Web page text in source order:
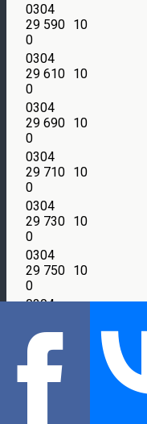
0304
29 590
0
10
0304
29 610
0
10
0304
29 690
0
10
0304
29 710
0
10
0304
29 730
0
10
0304
29 750
0
10
0304
0
0304
29 830
0